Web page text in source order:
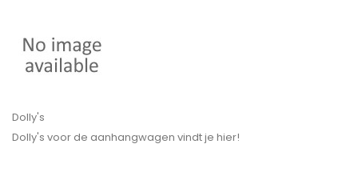
Dolly's
Dolly's voor de aanhangwagen vindt je hier!